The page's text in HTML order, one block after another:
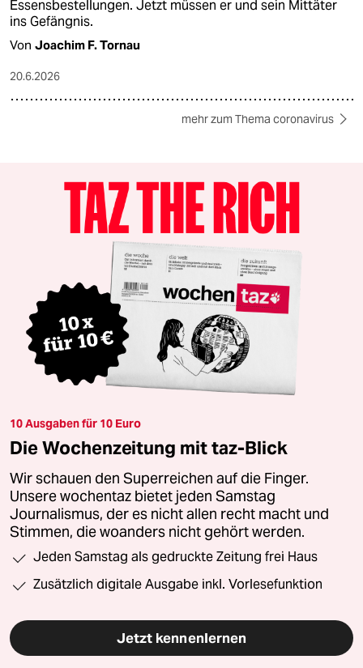
Essensbestellungen. Jetzt müssen er und sein Mittäter
ins Gefängnis.
Von Joachim F. Tornau
20.6.2026
mehr zum Thema coronavirus
10 Ausgaben für 10 Euro
Die Wochenzeitung mit taz-Blick
Wir schauen den Superreichen auf die Finger.
Unsere wochentaz bietet jeden Samstag
Journalismus, der es nicht allen recht macht und
Stimmen, die woanders nicht gehört werden.
Jeden Samstag als gedruckte Zeitung frei Haus
Zusätzlich digitale Ausgabe inkl. Vorlesefunktion
Jetzt kennenlernen